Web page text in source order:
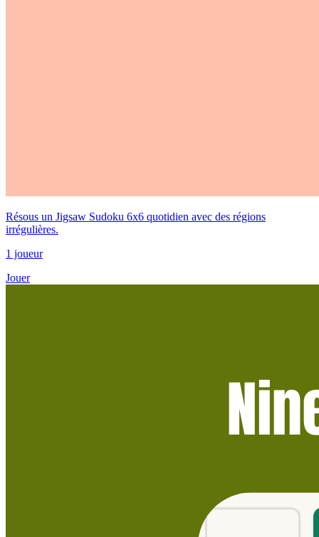
Résous un Jigsaw Sudoku 6x6 quotidien avec des régions
irrégulières.
1 joueur
Jouer